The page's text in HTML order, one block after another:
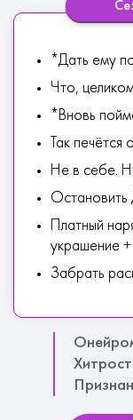
*Дать ему
Что,
*Вновь
Так
Не в себе.
Платный
украшение
Забрать